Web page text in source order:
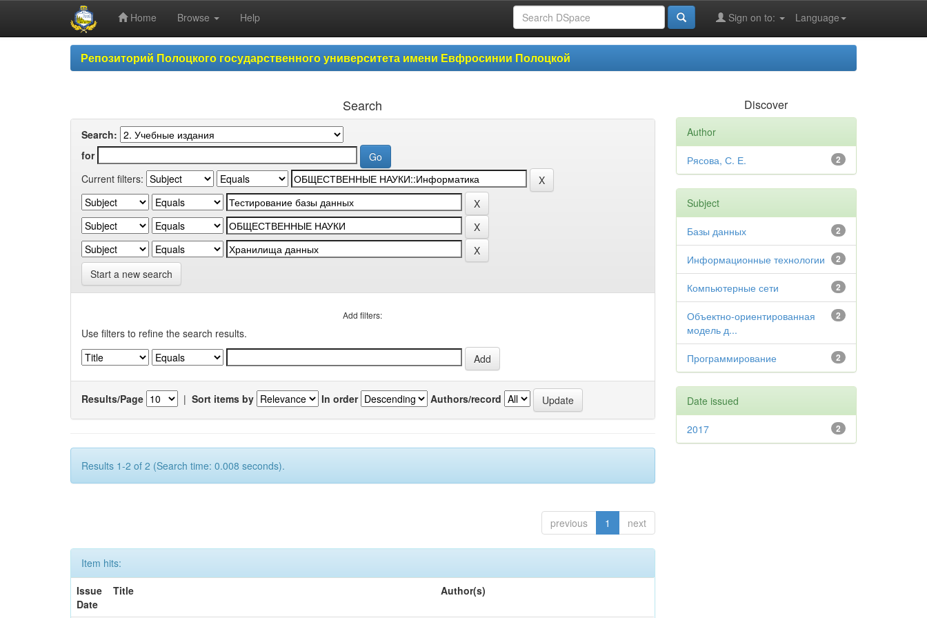
Home Browse Help Language
Sign on to:
Репозиторий Полоцкого государственного университета имени Евфросинии Полоцкой
Search
Search:
for
Current filters:
Start a new search
Add filters:
Use filters to refine the search results.
Results/Page | Sort items by In order Authors/record
Results 1-2 of 2 (Search time: 0.008 seconds).
previous 1 next
Item hits:
Issue
Date
Title Author(s)
Discover
Author
2
Рясова, С. Е.
Subject
2
Базы данных
2
Информационные технологии
2
Компьютерные сети
2
Объектно-ориентированная
модель д...
2
Программирование
Date issued
2
2017